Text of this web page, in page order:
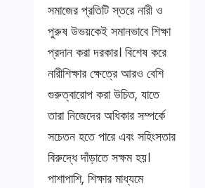
সমাজের প্রতিটি স্তরে নারী ও
পুরুষ উভয়কেই সমানভাবে শিক্ষা
প্রদান করা দরকার। বিশেষ করে
নারীশিক্ষার ক্ষেত্রে আরও বেশি
গুরুত্বারোপ করা উচিত, যাতে
তারা নিজেদের অধিকার সম্পর্কে
সচেতন হতে পারে এবং সহিংসতার
বিরুদ্ধে দাঁড়াতে সক্ষম হয়।
পাশাপাশি, শিক্ষার মাধ্যমে